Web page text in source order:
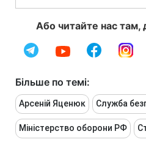
Або читайте нас там,
Більше по темі:
Арсеній Яценюк Служба
Міністерство оборони РФ